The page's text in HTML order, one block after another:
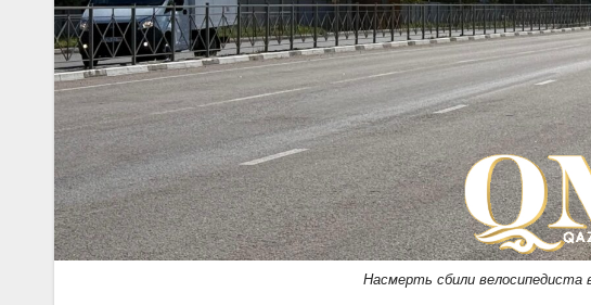
Насмерть сбили велосипедиста